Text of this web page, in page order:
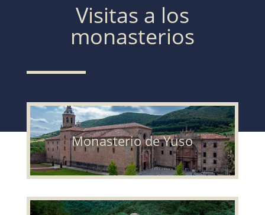
Visitas a los
monasterios
Monasterio de Yuso